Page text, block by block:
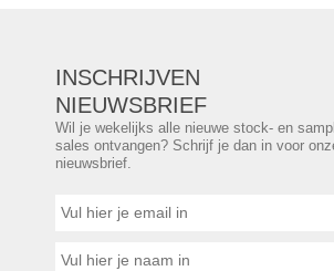
INSCHRIJVEN
NIEUWSBRIEF
Wil je wekelijks alle nieuwe stock- en
sales ontvangen? Schrijf je dan in voor
nieuwsbrief.